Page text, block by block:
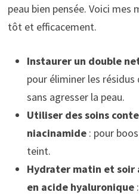
peau bien pensée. Voici mes
tôt et efficacement.
Instaurer un double
pour éliminer les
sans agresser la peau.
Utiliser des soins
niacinamide: pour
teint.
Hydrater matin et soir
en acide hyaluronique